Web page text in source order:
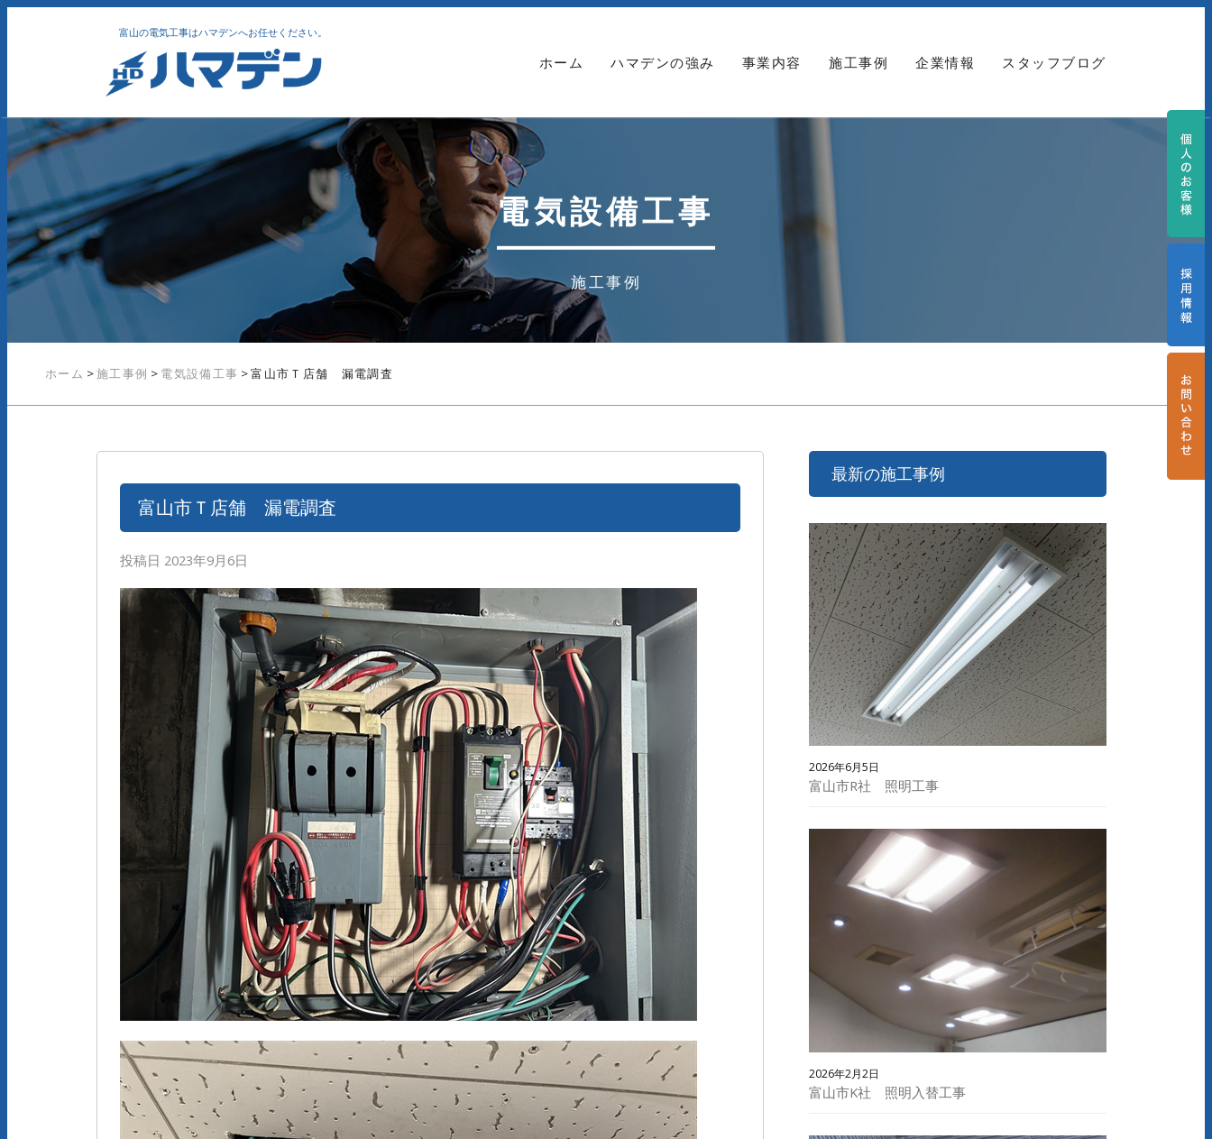
富山の電気工事はハマデンへお任せください。
ホーム ハマデンの強み 事業内容 施工事例 企業情報 スタッフブログ
電気設備工事
施工事例
ホーム >施工事例 > 電気設備工事 >富山市Ｔ店舗 漏電調査
富山市Ｔ店舗 漏電調査
投稿日 2023年9月6日
最新の施工事例
2026年6月5日
富山市R社 照明工事
2026年2月2日
富山市K社 照明入替工事